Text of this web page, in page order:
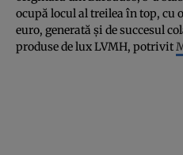
ocupă locul al treilea în top, cu
euro, generată şi de succesul
produse de lux LVMH, potrivit